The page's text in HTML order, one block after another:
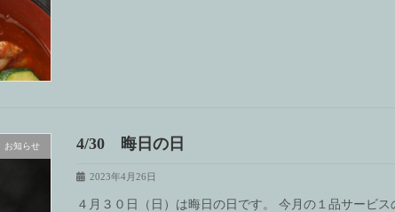
お知らせ 4/30 晦日の日
2023年4月26日
４月３０日（日）は晦日の日です。 今月の１品サービ